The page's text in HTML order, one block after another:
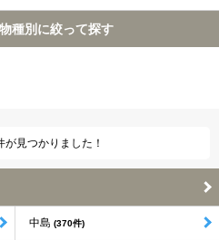
種別に絞って探す
見つかりました！
中島 (370件)